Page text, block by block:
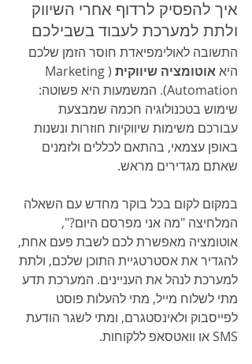
איך להפסיק לרדוף אחרי השיווק
ולתת למערכת לעבוד בשבילכם
התשובה לאולימפיאדת חוסר הזמן שלכם
היא אוטומציה שיווקית (Marketing
Automation). המשמעות היא פשוטה:
שימוש בטכנולוגיה חכמה שמבצעת
עבורכם משימות שיווקיות חוזרות ונשנות
באופן עצמאי, בהתאם לכללים ולזמנים
שאתם מגדירים מראש.
במקום לקום בכל בוקר מחדש עם השאלה
המלחיצה "מה אני מפרסם היום?",
אוטומציה מאפשרת לכם לשבת פעם אחת,
להגדיר את אסטרטגיית התוכן שלכם, ולתת
למערכת לנהל את העניינים. המערכת תדע
מתי לשלוח מייל, מתי להעלות פוסט
לפייסבוק ולאינסטגרם, ומתי לשגר הודעת
SMS או וואטסאפ ללקוחות.